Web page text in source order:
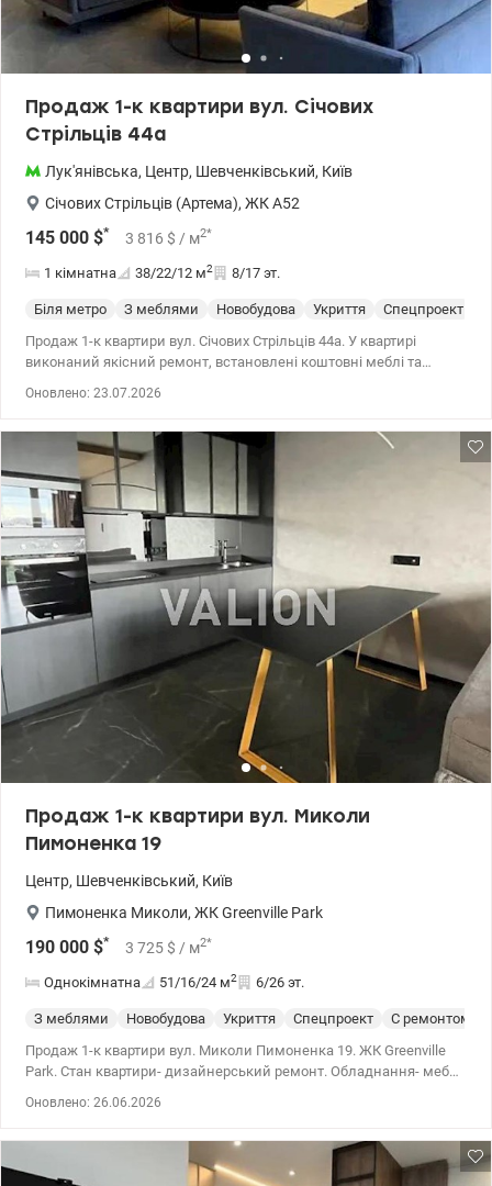
Продаж 1-к квартири вул. Січових
Стрільців 44а
Лук'янівська, Центр, Шевченківський, Київ
Січових Стрільців (Артема), ЖК А52
145 000 $* 3 816 $ / м2*
1 кімнатна 38/22/12 м2 8/17 эт.
Біля метро З меблями Новобудова Укриття Спецпроект
Продаж 1-к квартири вул. Січових Стрільців 44а. У квартирі
виконаний якісний ремонт, встановлені коштовні меблі та
Оновлено: 23.07.2026
Продаж 1-к квартири вул. Миколи
Пимоненка 19
Центр, Шевченківський, Київ
Пимоненка Миколи, ЖК Greenville Park
190 000 $* 3 725 $ / м2*
Однокімнатна 51/16/24 м2 6/26 эт.
З меблями Новобудова Укриття Спецпроект
С ремонтом
Продаж 1-к квартири вул. Миколи Пимоненка 19. ЖК Greenville
Park. Стан квартири- дизайнерський ремонт. Обладнання- меблі.
Оновлено: 26.06.2026